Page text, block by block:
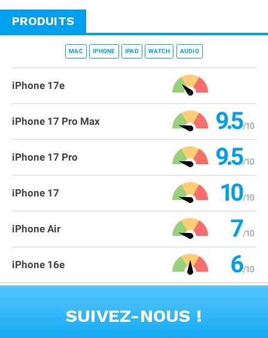
PRODUITS
MAC IPHONE IPAD WATCH AUDIO
iPhone 17e
iPhone 17 Pro Max 9.5
iPhone 17 Pro 9.5
iPhone 17 10
iPhone Air 7
iPhone 16e 6
SUIVEZ-NOUS !